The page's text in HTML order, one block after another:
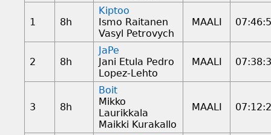
1 8h
Kiptoo
Ismo Raitanen
Vasyl Petrovych
MAALI
2 8h
JaPe
Jani Etula Pedro
Lopez-Lehto
MAALI
3 8h
Boit
Mikko
Laurikkala
Maikki Kurakallo
MAALI